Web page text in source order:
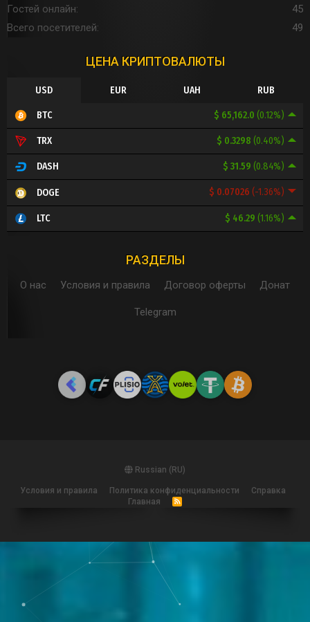
Гостей онлайн
45
Всего посетителей
49
ЦЕНА КРИПТОВАЛЮТЫ
USD EUR UAH RUB
$ 65,162.0 (0.12%)
BTC
$ 0.3298 (0.40%)
TRX
$ 31.59 (0.84%)
DASH
$ 0.07026 (-1.36%)
DOGE
$ 46.29 (1.16%)
LTC
РАЗДЕЛЫ
О нас Условия и правила Договор оферты Донат
Telegram
Russian (RU)
Условия и правила Политика конфиденциальности
Справка
Главная
R